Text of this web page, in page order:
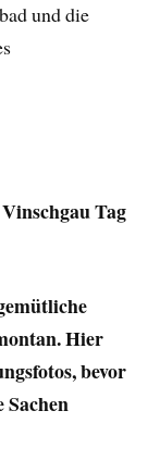
und die
Tag
Hier
bevor